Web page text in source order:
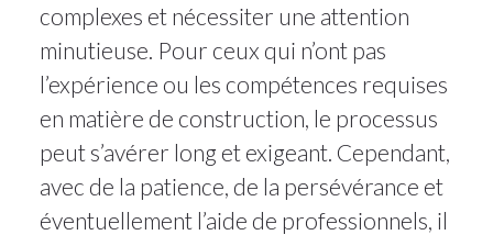
complexes et nécessiter une attention
minutieuse. Pour ceux qui n’ont pas
l’expérience ou les compétences requises
en matière de construction, le processus
peut s’avérer long et exigeant. Cependant,
avec de la patience, de la persévérance et
éventuellement l’aide de professionnels, il